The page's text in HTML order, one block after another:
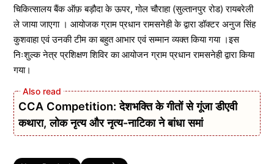
चिकित्सालय बैंक ऑफ़ बड़ौदा के ऊपर, गोल चौराहा (सुल्तानपुर रोड) रायबरेली
ले जाया जाएगा । आयोजक ग्राम प्रधान रामसनेही के द्वारा डॉक्टर अनुज सिंह
कुशवाहा एवं उनकी टीम का बहुत आभार एवं सम्मान व्यक्त किया गया ।इस
निःशुल्क नेत्र प्रशिक्षण शिविर का आयोजन ग्राम प्रधान रामसनेही द्वारा किया
गया।
CCA Competition: देशभक्ति के गीतों से गूंजा डीएवी
कथारा, लोक नृत्य और नृत्य-नाटिका ने बांधा समां